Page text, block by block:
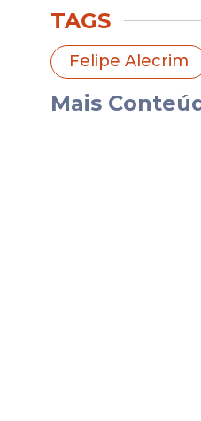
durante a
“Servidor precisa
cidade merece
TAGS
Felipe Alecrim
Mais